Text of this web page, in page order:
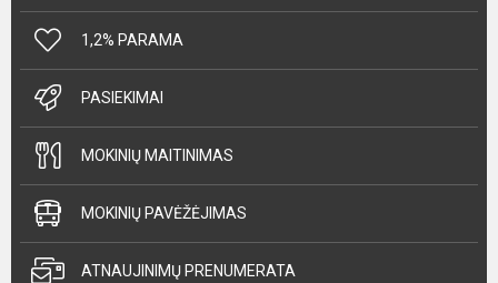
1,2% PARAMA
PASIEKIMAI
MOKINIŲ MAITINIMAS
MOKINIŲ PAVĖŽĖJIMAS
ATNAUJINIMŲ PRENUMERATA